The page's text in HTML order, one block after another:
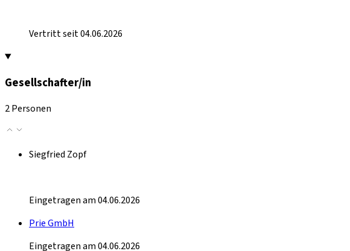
Vertritt seit 04.06.2026
Gesellschafter/in
2 Personen
Siegfried Zopf
Eingetragen am 04.06.2026
Prie GmbH
Eingetragen am 04.06.2026